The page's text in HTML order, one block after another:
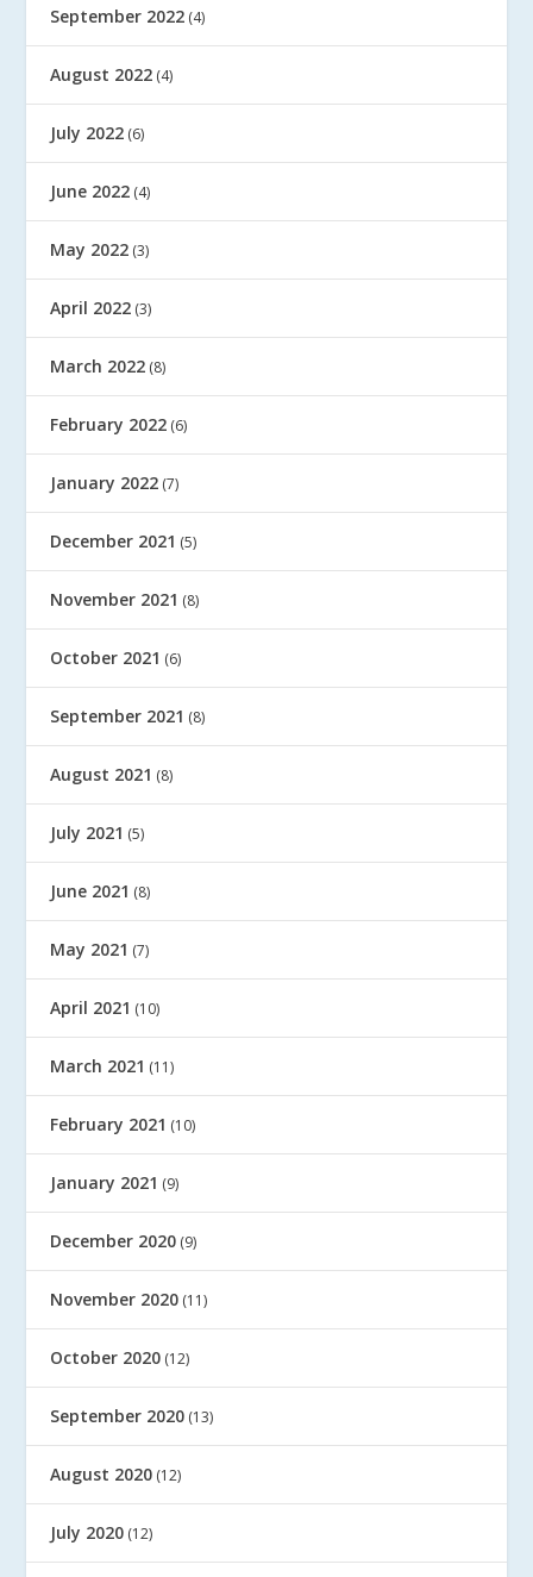
September 2022 (4)
August 2022 (4)
July 2022 (6)
June 2022 (4)
May 2022 (3)
April 2022 (3)
March 2022 (8)
February 2022 (6)
January 2022 (7)
December 2021 (5)
November 2021 (8)
October 2021 (6)
September 2021 (8)
August 2021 (8)
July 2021 (5)
June 2021 (8)
May 2021 (7)
April 2021 (10)
March 2021 (11)
February 2021 (10)
January 2021 (9)
December 2020 (9)
November 2020 (11)
October 2020 (12)
September 2020 (13)
August 2020 (12)
July 2020 (12)